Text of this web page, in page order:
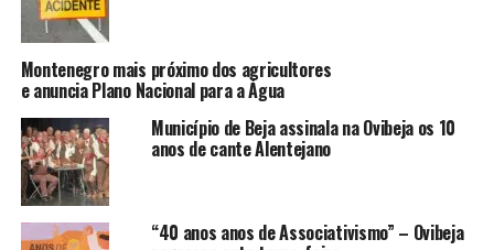
Montenegro mais próximo dos agricultores
e anuncia Plano Nacional para a Água
Município de Beja assinala na Ovibeja os 10
anos de cante Alentejano
“40 anos anos de Associativismo” – Ovibeja